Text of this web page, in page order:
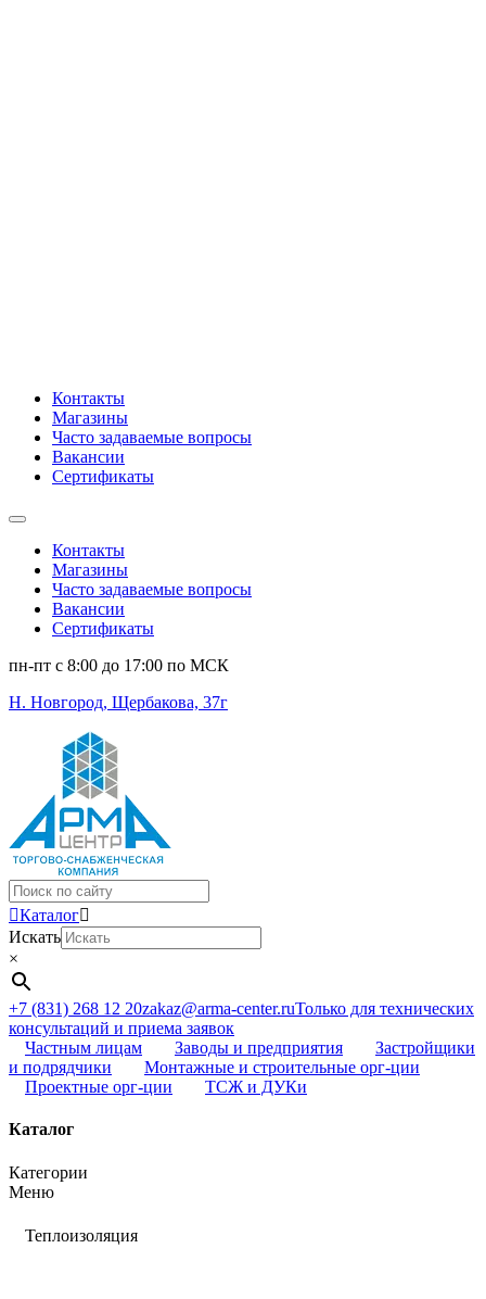
Контакты
Магазины
Часто задаваемые вопросы
Вакансии
Сертификаты
Контакты
Магазины
Часто задаваемые вопросы
Вакансии
Сертификаты
пн-пт c 8:00 до 17:00 по МСК
Н. Новгород, Щербакова, 37г
Поиск
...Каталог
Искать
×
+7 (831) 268 12 20zakaz@arma-center.ruТолько для технических
консультаций и приема заявок
Частным лицам
Заводы и предприятия
Застройщики
и подрядчики
Монтажные и строительные орг-ции
Проектные орг-ции
ТСЖ и ДУКи
Каталог
Категории
Меню
Теплоизоляция